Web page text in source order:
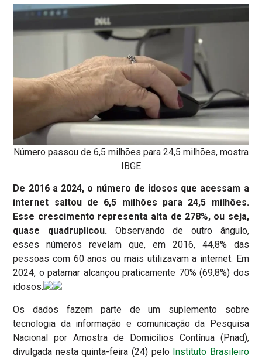
Número passou de 6,5 milhões para 24,5 milhões, mostra
IBGE
De 2016 a 2024, o número de idosos que acessam a
internet saltou de 6,5 milhões para 24,5 milhões.
Esse crescimento representa alta de 278%, ou seja,
quase quadruplicou. Observando de outro ângulo,
esses números revelam que, em 2016, 44,8% das
pessoas com 60 anos ou mais utilizavam a internet. Em
2024, o patamar alcançou praticamente 70% (69,8%) dos
idosos.
Os dados fazem parte de um suplemento sobre
tecnologia da informação e comunicação da Pesquisa
Nacional por Amostra de Domicílios Contínua (Pnad),
divulgada nesta quinta-feira (24) pelo Instituto Brasileiro